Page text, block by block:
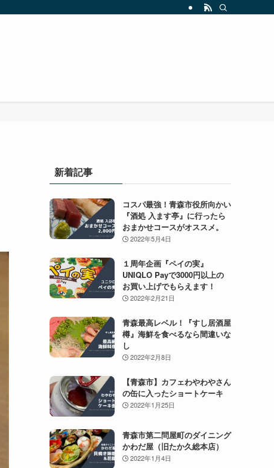
新着記事
コスパ最強！青森市役所向かい
『酒処 入ます亭』に行ったら
おまかせコースがオススメ。
2022年5月4日
１周年企画『ペイの実』
UNIQLO Payで3000円以上の
お買い上げでもらえます！
2022年2月21日
青森最高レベル！『すし居酒屋
樽』海鮮を食べるなら間違いな
し
2022年2月8日
【青森市】カフェわやわやさん
の缶に入ったショートケーキ
2022年1月25日
青森市第二問屋町のダイニング
かわだ屋（旧たか久総本店）
2022年1月4日